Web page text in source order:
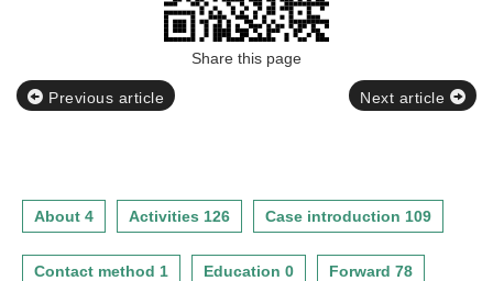
Share this page
Previous article Next article
About 4 Activities 126 Case introduction 109
Contact method 1 Education 0 Forward 78